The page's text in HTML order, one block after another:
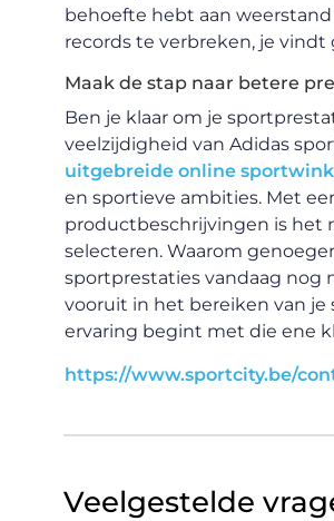
behoefte hebt aan
records te verbreken, je
Maak de stap naar betere
Ben je klaar om je
veelzijdigheid van Adidas
uitgebreide online
en sportieve ambities. Met
productbeschrijvingen is het
selecteren. Waarom
sportprestaties vandaag nog
vooruit in het bereiken van je
ervaring begint met die ene
https://www.sportcity.be/
Veelgestelde